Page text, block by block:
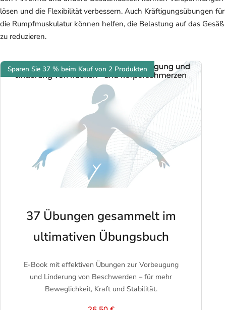
lösen und die Flexibilität verbessern. Auch Kräftigungsübungen für
die Rumpfmuskulatur können helfen, die Belastung auf das Gesäß
zu reduzieren.
Sparen Sie 37 % beim Kauf von 2 Produkten
37 Übungen gesammelt im
ultimativen Übungsbuch
E-Book mit effektiven Übungen zur Vorbeugung
und Linderung von Beschwerden – für mehr
Beweglichkeit, Kraft und Stabilität.